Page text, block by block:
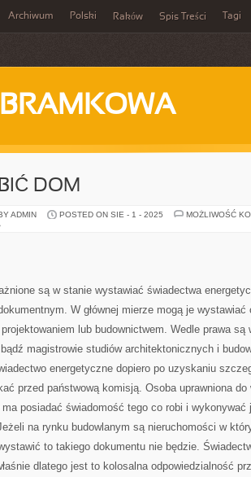
Archiwum Polski Raków Spis Treści Tagi
DOM
ADMIN POSTED ON SIE - 1 - 2025
MOŻLIWOŚĆ
są w stanie wystawiać świadectwa
W głównej mierze mogą je
lub budownictwem. Wedle prawa
magistrowie studiów architektonicznych i
energetyczne dopiero po uzyskaniu
przed państwową komisją. Osoba uprawniona
posiadać świadomość tego co robi i wykonywać
na rynku budowlanym są nieruchomości w
to takiego dokumentu nie będzie.
dlatego jest to kolosalna odpowiedzialność